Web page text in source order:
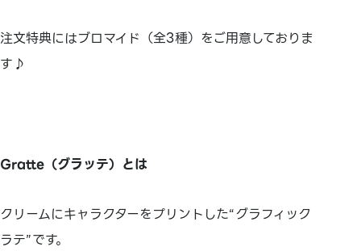
注文特典にはブロマイド（全3種）をご用意しておりま
す♪
Gratte（グラッテ）とは
クリームにキャラクターをプリントした“グラフィック
ラテ”です。